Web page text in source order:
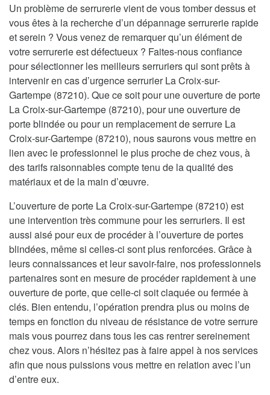
Un problème de serrurerie vient de vous tomber dessus et
vous êtes à la recherche d’un dépannage serrurerie rapide
et serein ? Vous venez de remarquer qu’un élément de
votre serrurerie est défectueux ? Faites-nous confiance
pour sélectionner les meilleurs serruriers qui sont prêts à
intervenir en cas d’urgence serrurier La Croix-sur-
Gartempe (87210). Que ce soit pour une ouverture de porte
La Croix-sur-Gartempe (87210), pour une ouverture de
porte blindée ou pour un remplacement de serrure La
Croix-sur-Gartempe (87210), nous saurons vous mettre en
lien avec le professionnel le plus proche de chez vous, à
des tarifs raisonnables compte tenu de la qualité des
matériaux et de la main d’œuvre.
L’ouverture de porte La Croix-sur-Gartempe (87210) est
une intervention très commune pour les serruriers. Il est
aussi aisé pour eux de procéder à l’ouverture de portes
blindées, même si celles-ci sont plus renforcées. Grâce à
leurs connaissances et leur savoir-faire, nos professionnels
partenaires sont en mesure de procéder rapidement à une
ouverture de porte, que celle-ci soit claquée ou fermée à
clés. Bien entendu, l’opération prendra plus ou moins de
temps en fonction du niveau de résistance de votre serrure
mais vous pourrez dans tous les cas rentrer sereinement
chez vous. Alors n’hésitez pas à faire appel à nos services
afin que nous puissions vous mettre en relation avec l’un
d’entre eux.